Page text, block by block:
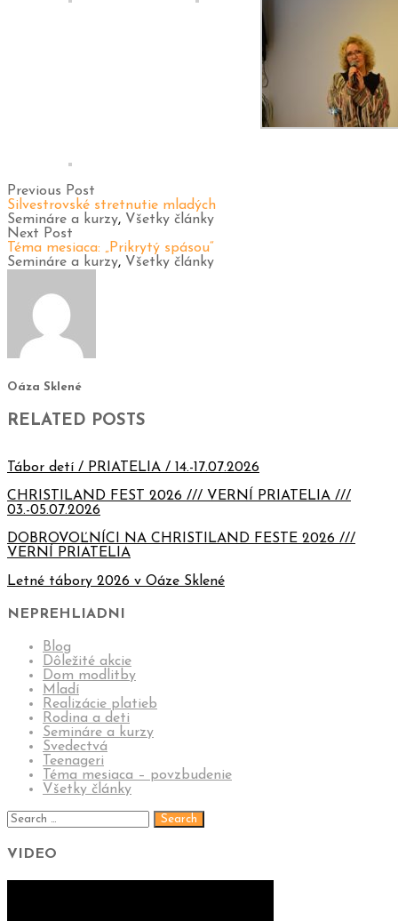
Previous Post
Silvestrovské stretnutie mladých
Semináre a kurzy, Všetky články
Next Post
Téma mesiaca: „Prikrytý spásou“
Semináre a kurzy, Všetky články
Oáza Sklené
RELATED POSTS
Tábor detí / PRIATELIA / 14.-17.07.2026
CHRISTILAND FEST 2026 /// VERNÍ PRIATELIA ///
03.-05.07.2026
DOBROVOĽNÍCI NA CHRISTILAND FESTE 2026 ///
VERNÍ PRIATELIA
Letné tábory 2026 v Oáze Sklené
NEPREHLIADNI
Blog
Dôležité akcie
Dom modlitby
Mladí
Realizácie platieb
Rodina a deti
Semináre a kurzy
Svedectvá
Teenageri
Téma mesiaca – povzbudenie
Všetky články
VIDEO